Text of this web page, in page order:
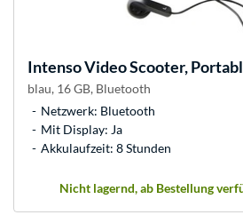
IntensoVideo Scooter,
blau, 16 GB, Bluetooth
Netzwerk: Bluetooth
Mit Display: Ja
Akkulaufzeit: 8 Stunden
Nicht lagernd, ab Bestellung